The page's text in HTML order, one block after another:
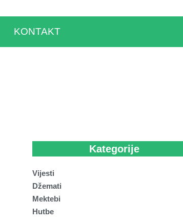
KONTAKT
Kategorije
Vijesti
Džemati
Mektebi
Hutbe